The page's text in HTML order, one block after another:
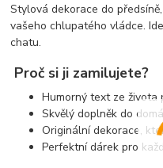
Stylová dekorace do
vašeho chlupatého vládce.
chatu.
Proč si ji zamilujete?
Humorný text ze života
Skvělý doplněk do
Originální dekorace,
Perfektní dárek pro